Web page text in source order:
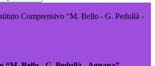
Comprensivo “M. Bello - G. Pedullà -